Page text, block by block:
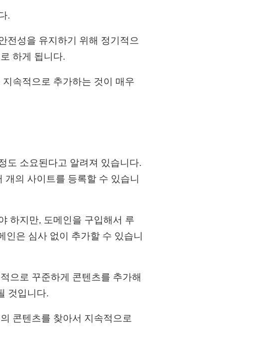
.
전성을 유지하기 위해 정기적으
하게 됩니다.
속적으로 추가하는 것이 매우
도 소요된다고 알려져 있습니다.
의 사이트를 등록할 수 있습니
하지만, 도메인을 구입해서 루
인은 심사 없이 추가할 수 있습니
으로 꾸준하게 콘텐츠를 추가해
것입니다.
콘텐츠를 찾아서 지속적으로